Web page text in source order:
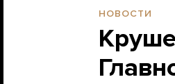
НОВОСТИ